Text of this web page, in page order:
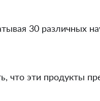
30 различных
что эти продукты